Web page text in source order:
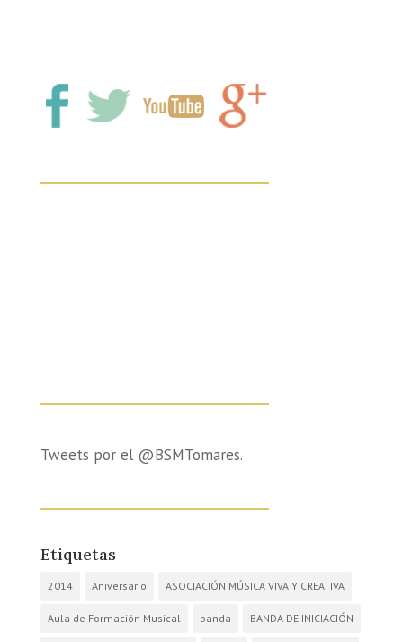
Tweets por el @BSMTomares.
Etiquetas
2014 Aniversario ASOCIACIÓN MÚSICA VIVA Y CREATIVA
Aula de Formación Musical banda BANDA DE INICIACIÓN